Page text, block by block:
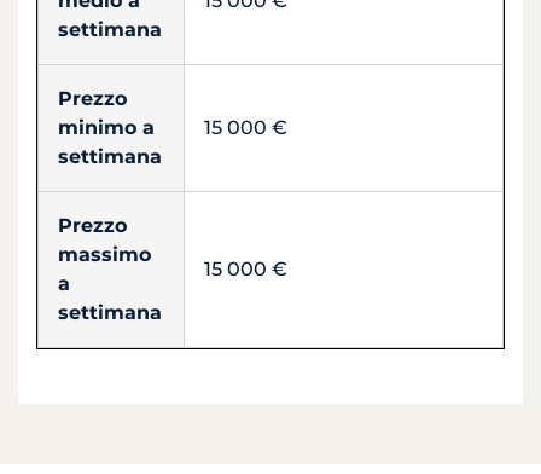
settimana
Prezzo
minimo a
settimana
15 000 €
Prezzo
massimo
a
settimana
15 000 €